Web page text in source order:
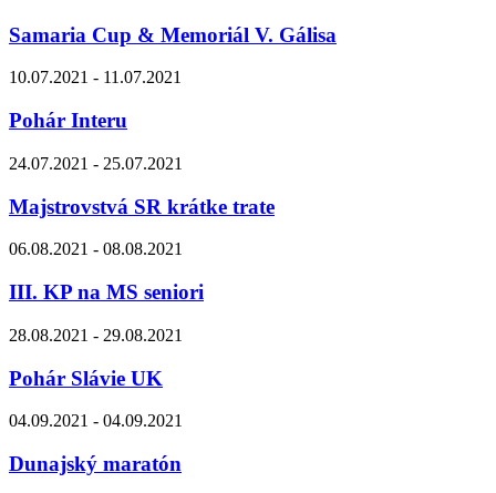
Samaria Cup & Memoriál V. Gálisa
10.07.2021 - 11.07.2021
Pohár Interu
24.07.2021 - 25.07.2021
Majstrovstvá SR krátke trate
06.08.2021 - 08.08.2021
III. KP na MS seniori
28.08.2021 - 29.08.2021
Pohár Slávie UK
04.09.2021 - 04.09.2021
Dunajský maratón